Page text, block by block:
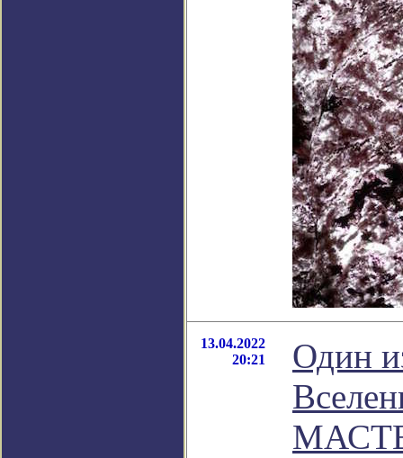
13.04.2022
20:21
Один